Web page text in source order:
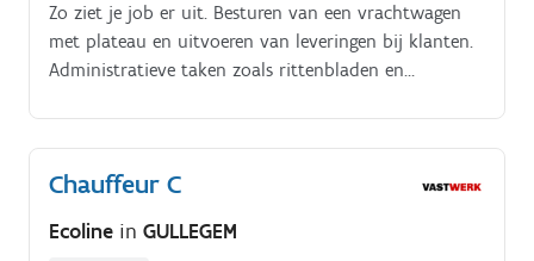
Zo ziet je job er uit. Besturen van een vrachtwagen
met plateau en uitvoeren van leveringen bij klanten.
Administratieve taken zoals rittenbladen en
verloning. Job optie vast.
Chauffeur C
Ecoline in GULLEGEM